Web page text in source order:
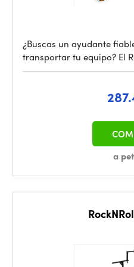
¿Buscas un ayudante
transportar tu equipo? El
a